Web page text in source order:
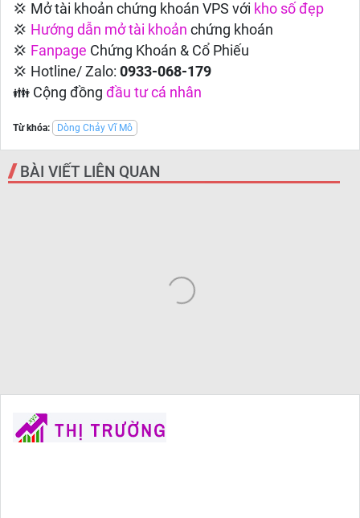
💢 Mở tài khoản chứng khoán VPS với kho số đẹp
💢 Hướng dẫn mở tài khoản chứng khoán
💢 Fanpage Chứng Khoán & Cổ Phiếu
💢 Hotline/ Zalo: 0933-068-179
👪 Cộng đồng đầu tư cá nhân
Từ khóa: Dòng Chảy Vĩ Mô
BÀI VIẾT LIÊN QUAN